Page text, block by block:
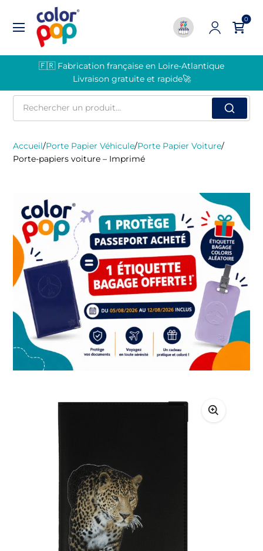
0
🇫🇷 Fabrication française en Loire-Atlantique
Livraison gratuite et rapide🚀
Rechercher
produit
Accueil/Porte Papier Véhicule/Porte Papier Voiture/
Porte-papiers voiture – Imprimé